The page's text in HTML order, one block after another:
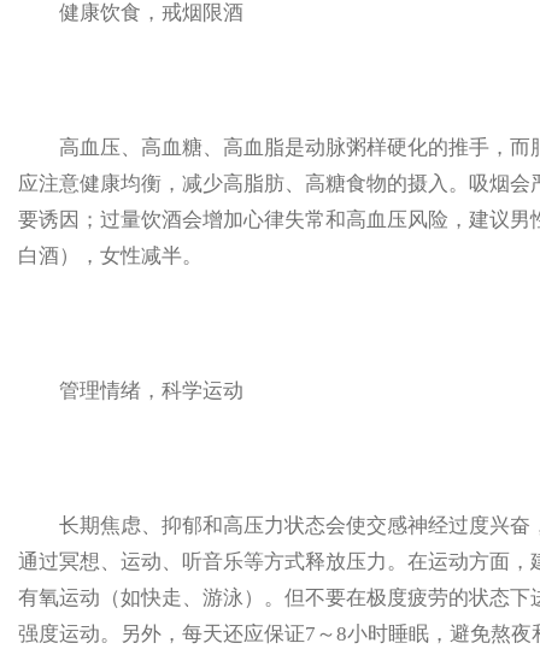
健康饮食，戒烟限酒
高血压、高血糖、高血脂是动脉粥样硬化的推手，而
应注意健康均衡，减少高脂肪、高糖食物的摄入。吸烟
要诱因；过量饮酒会增加心律失常和高血压风险，建议
白酒），女性减半。
管理情绪，科学运动
长期焦虑、抑郁和高压力状态会使交感神经过度兴奋
通过冥想、运动、听音乐等方式释放压力。在运动方面
有氧运动（如快走、游泳）。但不要在极度疲劳的状态
强度运动。另外，每天还应保证7～8小时睡眠，避免熬夜